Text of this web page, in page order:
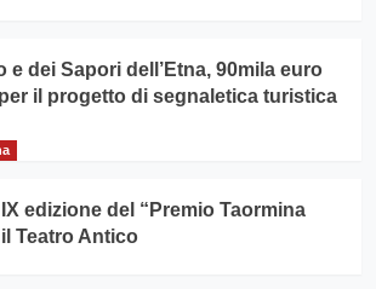
e dei Sapori dell’Etna, 90mila euro
il progetto di segnaletica turistica
edizione del “Premio Taormina
Teatro Antico